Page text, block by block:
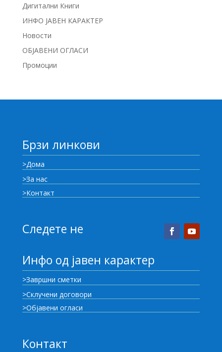
Дигитални Книги
ИНФО ЈАВЕН КАРАКТЕР
Новости
ОБЈАВЕНИ ОГЛАСИ
Промоции
Брзи линкови
>Дома
>За нас
>Контакт
Следете не
Инфо од јавен карактер
>Завршни сметки
>Склучени договори
>Објавени огласи
Контакт